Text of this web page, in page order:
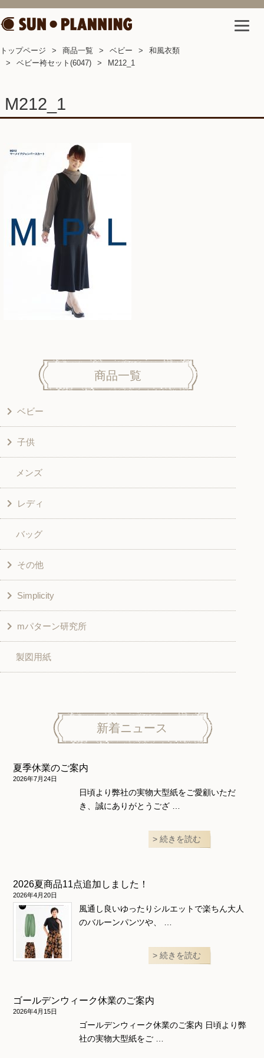
トップページ 商品一覧 ベビー
和風衣類
ベビー袴セット(6047)
M212_1
M212_1
商品一覧
ベビー
洋服
和風衣類
グッズ
子供
ワンピース
シャツ・ブラウス
スカート・パンツ
和風衣類
入園入学グッズ
その他
メンズ
レディ
シャツ・ブラウス
チュニック
ワンピース
ベスト・ジャケット・コート
スカート
ニット地専用
和風衣類
バッグ
その他
学校家庭科教材用
その他
Simplicity
こども＆ベビー
ボトムス
ワンピース＆スーツ
ウェディング・コスチューム
mパターン研究所
子供服
ワンピース
スカート・パンツ
製図用紙
新着ニュース
夏季休業のご案内
2026年7月24日
日頃より弊社の実物大型紙をご愛顧いただ
き、誠にありがとうござ …
続きを読む
2026夏商品11点追加しました！
2026年4月20日
風通し良いゆったりシルエットで楽ちん大人
のバルーンパンツや、 …
続きを読む
ゴールデンウィーク休業のご案内
2026年4月15日
ゴールデンウィーク休業のご案内 日頃より弊
社の実物大型紙をご …